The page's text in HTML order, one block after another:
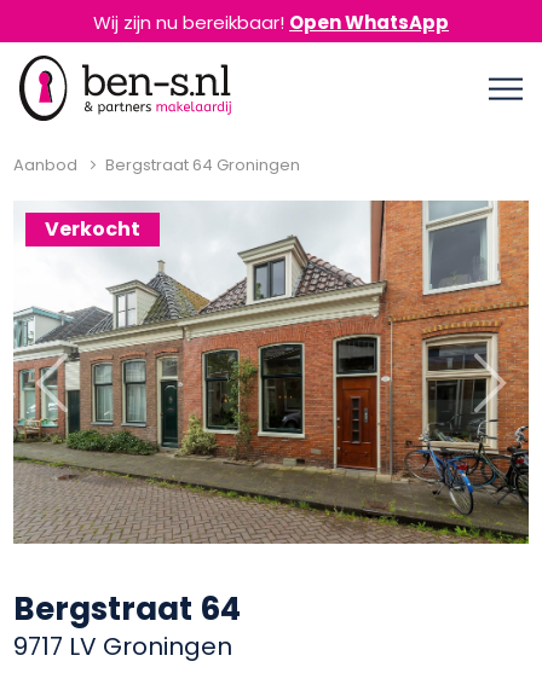
Wij zijn nu bereikbaar! Open WhatsApp
Aanbod Bergstraat 64 Groningen
Verkocht
Previous Next
Bergstraat 64
9717 LV Groningen